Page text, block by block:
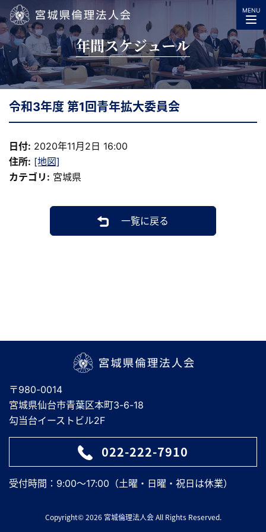
宮城県倫理法人会
MENU
年間スケジュール
令和3年度 第1回青年拡大委員会
日付: 2020年11月2日 16:00
住所: [地図]
カテゴリ: 宮城県
一覧に戻る
〒980-0014
宮城県仙台市青葉区本町3-6-18
勾当台イーストビル2F
022-222-7910
受付時間：9:00～17:00（土曜・日曜・祝日は休業）
Copyright© 2026 宮城倫理法人会 All Rights Reserved.